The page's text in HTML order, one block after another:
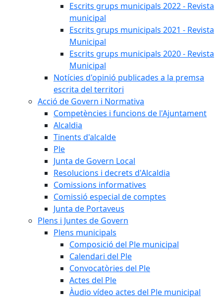
Escrits grups municipals 2022 - Revista
municipal
Escrits grups municipals 2021 - Revista
Municipal
Escrits grups municipals 2020 - Revista
Municipal
Notícies d'opinió publicades a la premsa
escrita del territori
Acció de Govern i Normativa
Competències i funcions de l'Ajuntament
Alcaldia
Tinents d'alcalde
Ple
Junta de Govern Local
Resolucions i decrets d'Alcaldia
Comissions informatives
Comissió especial de comptes
Junta de Portaveus
Plens i Juntes de Govern
Plens municipals
Composició del Ple municipal
Calendari del Ple
Convocatòries del Ple
Actes del Ple
Àudio vídeo actes del Ple municipal